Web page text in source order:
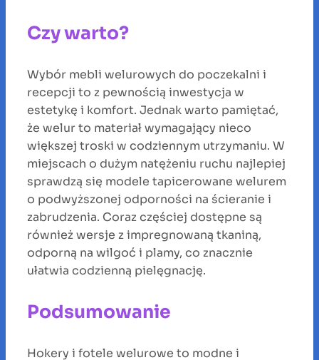
Czy warto?
Wybór mebli welurowych do poczekalni i
recepcji to z pewnością inwestycja w
estetykę i komfort. Jednak warto pamiętać,
że welur to materiał wymagający nieco
większej troski w codziennym utrzymaniu. W
miejscach o dużym natężeniu ruchu najlepiej
sprawdzą się modele tapicerowane welurem
o podwyższonej odporności na ścieranie i
zabrudzenia. Coraz częściej dostępne są
również wersje z impregnowaną tkaniną,
odporną na wilgoć i plamy, co znacznie
ułatwia codzienną pielęgnację.
Podsumowanie
Hokery i fotele welurowe to modne i